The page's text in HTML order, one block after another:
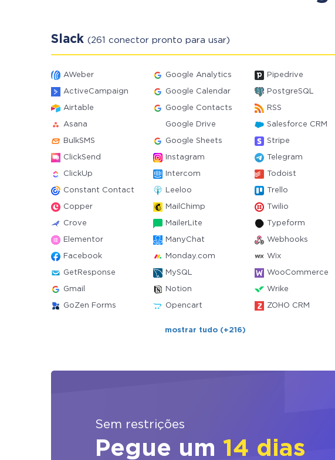
Slack (261 conector pronto para usar)
AWeber Google Analytics Pipedrive
ActiveCampaign Google Calendar PostgreSQL
Airtable Google Contacts RSS
Asana Google Drive Salesforce CRM
BulkSMS Google Sheets Stripe
ClickSend Instagram Telegram
ClickUp Intercom Todoist
Constant Contact Leeloo Trello
Copper MailChimp Twilio
Crove MailerLite Typeform
Elementor ManyChat Webhooks
Facebook Monday.com Wix
GetResponse MySQL WooCommerce
Gmail Notion Wrike
GoZen Forms Opencart ZOHO CRM
mostrar tudo (+216)
Sem restrições
Pegue um 14 dias